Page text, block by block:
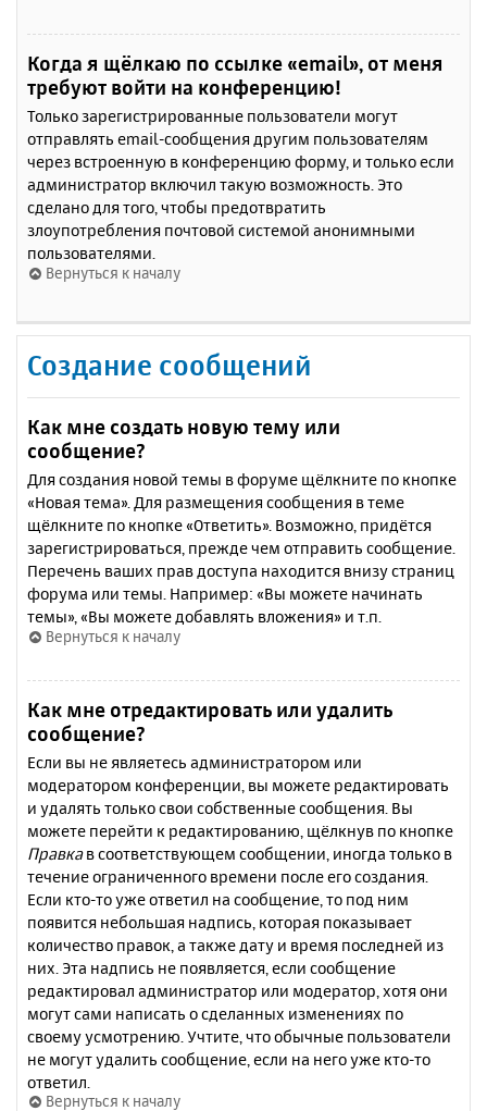
Когда я щёлкаю по ссылке «email», от меня
требуют войти на конференцию!
Только зарегистрированные пользователи могут
отправлять email-сообщения другим пользователям
через встроенную в конференцию форму, и только если
администратор включил такую возможность. Это
сделано для того, чтобы предотвратить
злоупотребления почтовой системой анонимными
пользователями.
Вернуться к началу
Создание сообщений
Как мне создать новую тему или
сообщение?
Для создания новой темы в форуме щёлкните по кнопке
«Новая тема». Для размещения сообщения в теме
щёлкните по кнопке «Ответить». Возможно, придётся
зарегистрироваться, прежде чем отправить сообщение.
Перечень ваших прав доступа находится внизу страниц
форума или темы. Например: «Вы можете начинать
темы», «Вы можете добавлять вложения» и т.п.
Вернуться к началу
Как мне отредактировать или удалить
сообщение?
Если вы не являетесь администратором или
модератором конференции, вы можете редактировать
и удалять только свои собственные сообщения. Вы
можете перейти к редактированию, щёлкнув по кнопке
Правкав соответствующем сообщении, иногда только в
течение ограниченного времени после его создания.
Если кто-то уже ответил на сообщение, то под ним
появится небольшая надпись, которая показывает
количество правок, а также дату и время последней из
них. Эта надпись не появляется, если сообщение
редактировал администратор или модератор, хотя они
могут сами написать о сделанных изменениях по
своему усмотрению. Учтите, что обычные пользователи
не могут удалить сообщение, если на него уже кто-то
ответил.
Вернуться к началу